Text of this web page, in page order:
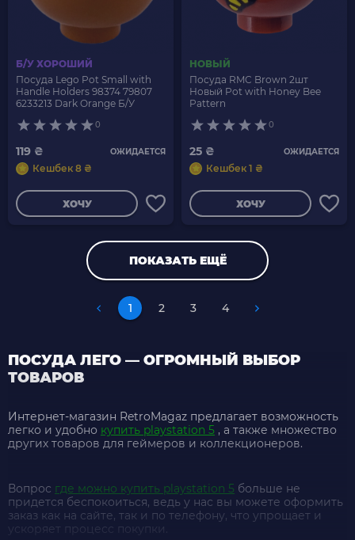
Б/У ХОРОШИЙ
Посуда Lego Pot Small with
Handle Holders 98374 79807
6233213 Dark Orange Б/У
0
119 ₴ ОЖИДАЕТСЯ
Кешбек 8 ₴
ХОЧУ
НОВЫЙ
Посуда RMC Brown 2шт
Новый Pot with Honey Bee
Pattern
0
25 ₴ ОЖИДАЕТСЯ
Кешбек 1 ₴
ХОЧУ
ПОКАЗАТЬ ЕЩЁ
1 2 3 4
ПОСУДА ЛЕГО — ОГРОМНЫЙ ВЫБОР
ТОВАРОВ
Интернет-магазин RetroMagaz предлагает возможность
легко и удобно купить playstation 5 , а также множество
других товаров для геймеров и коллекционеров.
Вопрос где можно купить playstation 5 больше не
придется беспокоиться, ведь у нас вы можете оформить
заказ как на сайте, так и по телефону, что упрощает и
ускоряет процесс покупки.